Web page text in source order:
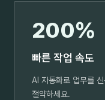
200%
빠른 작업 속도
AI 자동화로 업무를
절약하세요.